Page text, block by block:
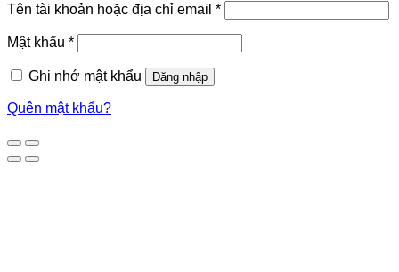
Tên tài khoản hoặc địa chỉ email *
Mật khẩu *
Ghi nhớ mật khẩu Đăng nhập
Quên mật khẩu?